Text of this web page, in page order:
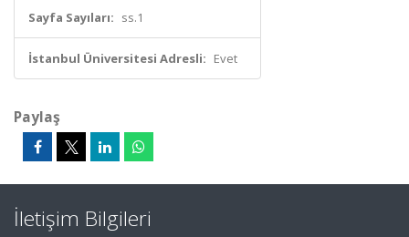
Sayfa Sayıları: ss.1
İstanbul Üniversitesi Adresli: Evet
Paylaş
İletişim Bilgileri